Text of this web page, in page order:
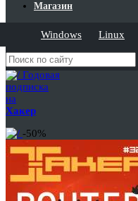
Магазин
Windows Linux
Годовая
подписка
на
Хакер
-50%